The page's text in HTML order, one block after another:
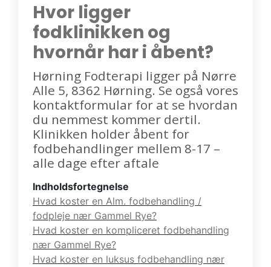
Hvor ligger
fodklinikken og
hvornår har i åbent?
Hørning Fodterapi ligger på Nørre
Alle 5, 8362 Hørning. Se også vores
kontaktformular for at se hvordan
du nemmest kommer dertil.
Klinikken holder åbent for
fodbehandlinger mellem 8-17 –
alle dage efter aftale
Indholdsfortegnelse
Hvad koster en Alm. fodbehandling /
fodpleje nær Gammel Rye?
Hvad koster en kompliceret fodbehandling
nær Gammel Rye?
Hvad koster en luksus fodbehandling nær